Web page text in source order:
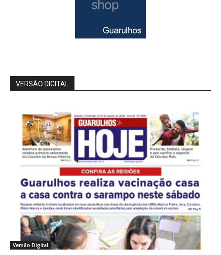
VERSÃO DIGITAL
Versão Digital